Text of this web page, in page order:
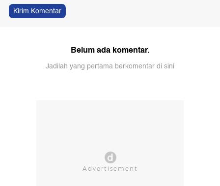
Kirim Komentar
Belum ada komentar.
Jadilah yang pertama berkomentar di sini